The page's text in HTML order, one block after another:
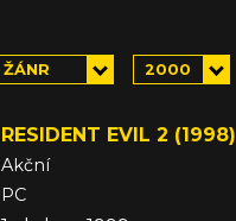
ŽÁNR 2000
RESIDENT EVIL 2 (1998)
Akční
PC